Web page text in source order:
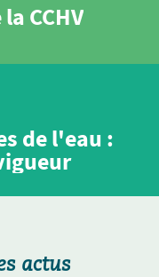
CCHV
de l'eau :
actus